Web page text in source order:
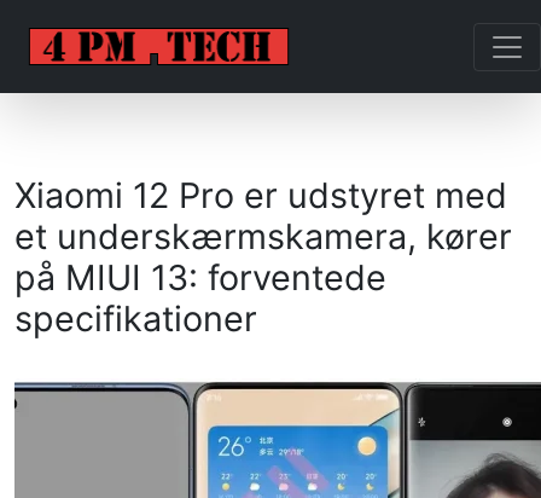
Xiaomi 12 Pro er udstyret med
et underskærmskamera, kører
på MIUI 13: forventede
specifikationer